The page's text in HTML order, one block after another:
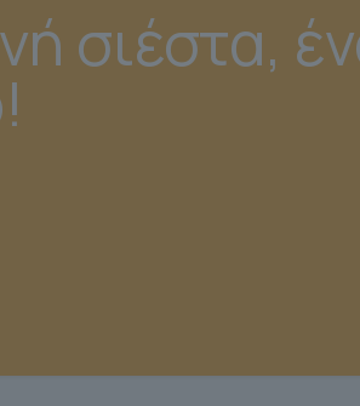
σιέστα,